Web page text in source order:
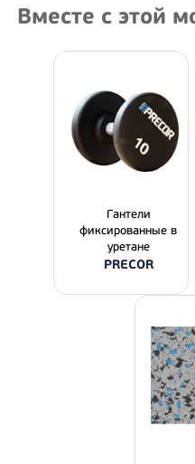
Вместе с этой
Гантели
фиксированные в
уретане
PRECOR